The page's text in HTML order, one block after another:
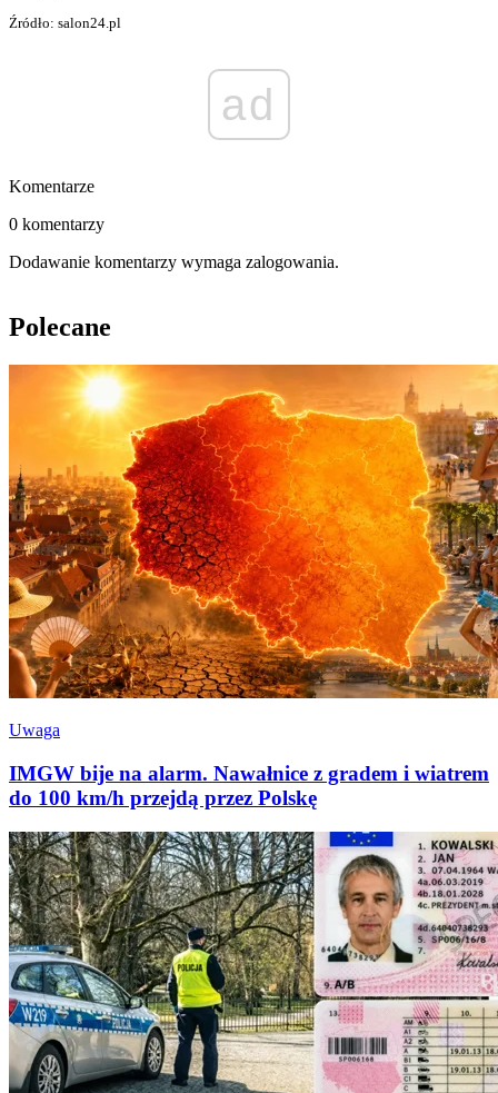
Źródło: salon24.pl
ad
Komentarze
0 komentarzy
Dodawanie komentarzy wymaga zalogowania.
Polecane
Uwaga
IMGW bije na alarm. Nawałnice z gradem i wiatrem
do 100 km/h przejdą przez Polskę